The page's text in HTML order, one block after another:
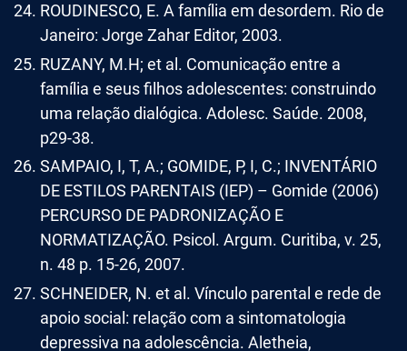
ROUDINESCO, E. A família em desordem. Rio de
Janeiro: Jorge Zahar Editor, 2003.
RUZANY, M.H; et al. Comunicação entre a
família e seus filhos adolescentes: construindo
uma relação dialógica. Adolesc. Saúde. 2008,
p29-38.
SAMPAIO, I, T, A.; GOMIDE, P, I, C.; INVENTÁRIO
DE ESTILOS PARENTAIS (IEP) – Gomide (2006)
PERCURSO DE PADRONIZAÇÃO E
NORMATIZAÇÃO. Psicol. Argum. Curitiba, v. 25,
n. 48 p. 15-26, 2007.
SCHNEIDER, N. et al. Vínculo parental e rede de
apoio social: relação com a sintomatologia
depressiva na adolescência. Aletheia,